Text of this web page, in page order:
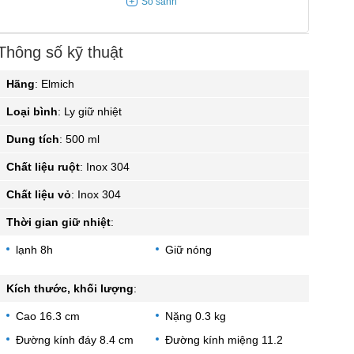
số kỹ thuật
Hãng: Elmich
Loại bình: Ly giữ nhiệt
Dung tích: 500 ml
Chất liệu ruột: Inox 304
Chất liệu vỏ: Inox 304
Thời gian giữ nhiệt:
lạnh 8h Giữ nóng
Kích thước, khối lượng:
Cao 16.3 cm
Nặng 0.3 kg
Đường kính đáy 8.4 cm
Đường kính miệng 11.2